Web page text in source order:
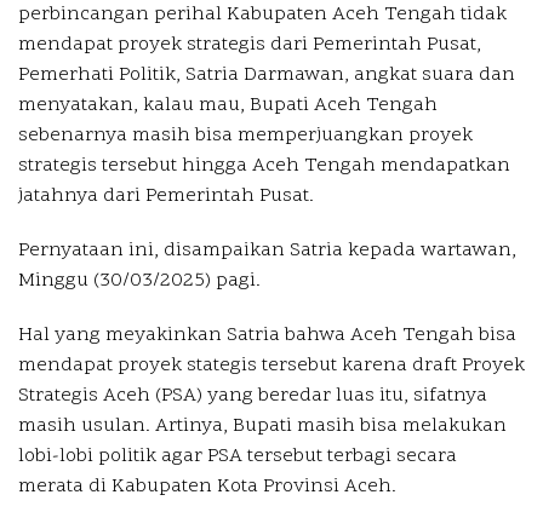
perbincangan perihal Kabupaten Aceh Tengah tidak
mendapat proyek strategis dari Pemerintah Pusat,
Pemerhati Politik, Satria Darmawan, angkat suara dan
menyatakan, kalau mau, Bupati Aceh Tengah
sebenarnya masih bisa memperjuangkan proyek
strategis tersebut hingga Aceh Tengah mendapatkan
jatahnya dari Pemerintah Pusat.
Pernyataan ini, disampaikan Satria kepada wartawan,
Minggu (30/03/2025) pagi.
Hal yang meyakinkan Satria bahwa Aceh Tengah bisa
mendapat proyek stategis tersebut karena draft Proyek
Strategis Aceh (PSA) yang beredar luas itu, sifatnya
masih usulan. Artinya, Bupati masih bisa melakukan
lobi-lobi politik agar PSA tersebut terbagi secara
merata di Kabupaten Kota Provinsi Aceh.